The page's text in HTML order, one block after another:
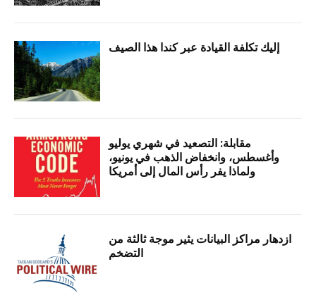
إليك تكلفة القيادة عبر كندا هذا الصيف
مقابلة: التصعيد في شهري يوليو
وأغسطس، وانخفاض الذهب في يونيو،
ولماذا يفر رأس المال إلى أمريكا
ازدهار مراكز البيانات يثير موجة ثالثة من
التضخم